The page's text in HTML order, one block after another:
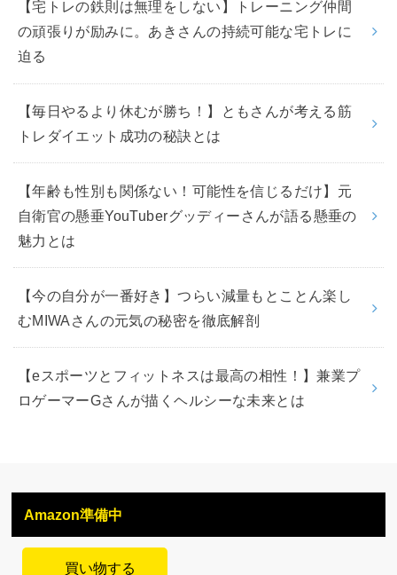
【宅トレの鉄則は無理をしない】トレーニング仲間
の頑張りが励みに。あきさんの持続可能な宅トレに
迫る
【毎日やるより休むが勝ち！】ともさんが考える筋
トレダイエット成功の秘訣とは
【年齢も性別も関係ない！可能性を信じるだけ】元
自衛官の懸垂YouTuberグッディーさんが語る懸垂の
魅力とは
【今の自分が一番好き】つらい減量もとことん楽し
むMIWAさんの元気の秘密を徹底解剖
【eスポーツとフィットネスは最高の相性！】兼業プ
ロゲーマーGさんが描くヘルシーな未来とは
Amazon準備中
買い物する